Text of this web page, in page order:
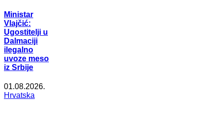
Ministar
Vlajčić:
Ugostitelji u
Dalmaciji
ilegalno
uvoze meso
iz Srbije
01.08.2026.
Hrvatska